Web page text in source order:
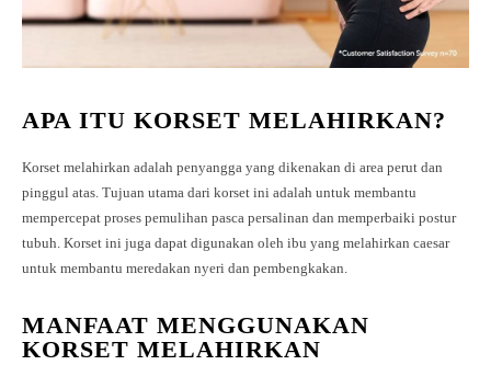
APA ITU KORSET MELAHIRKAN?
Korset melahirkan adalah penyangga yang dikenakan di area perut dan
pinggul atas. Tujuan utama dari korset ini adalah untuk membantu
mempercepat proses pemulihan pasca persalinan dan memperbaiki postur
tubuh. Korset ini juga dapat digunakan oleh ibu yang melahirkan caesar
untuk membantu meredakan nyeri dan pembengkakan.
MANFAAT MENGGUNAKAN
KORSET MELAHIRKAN